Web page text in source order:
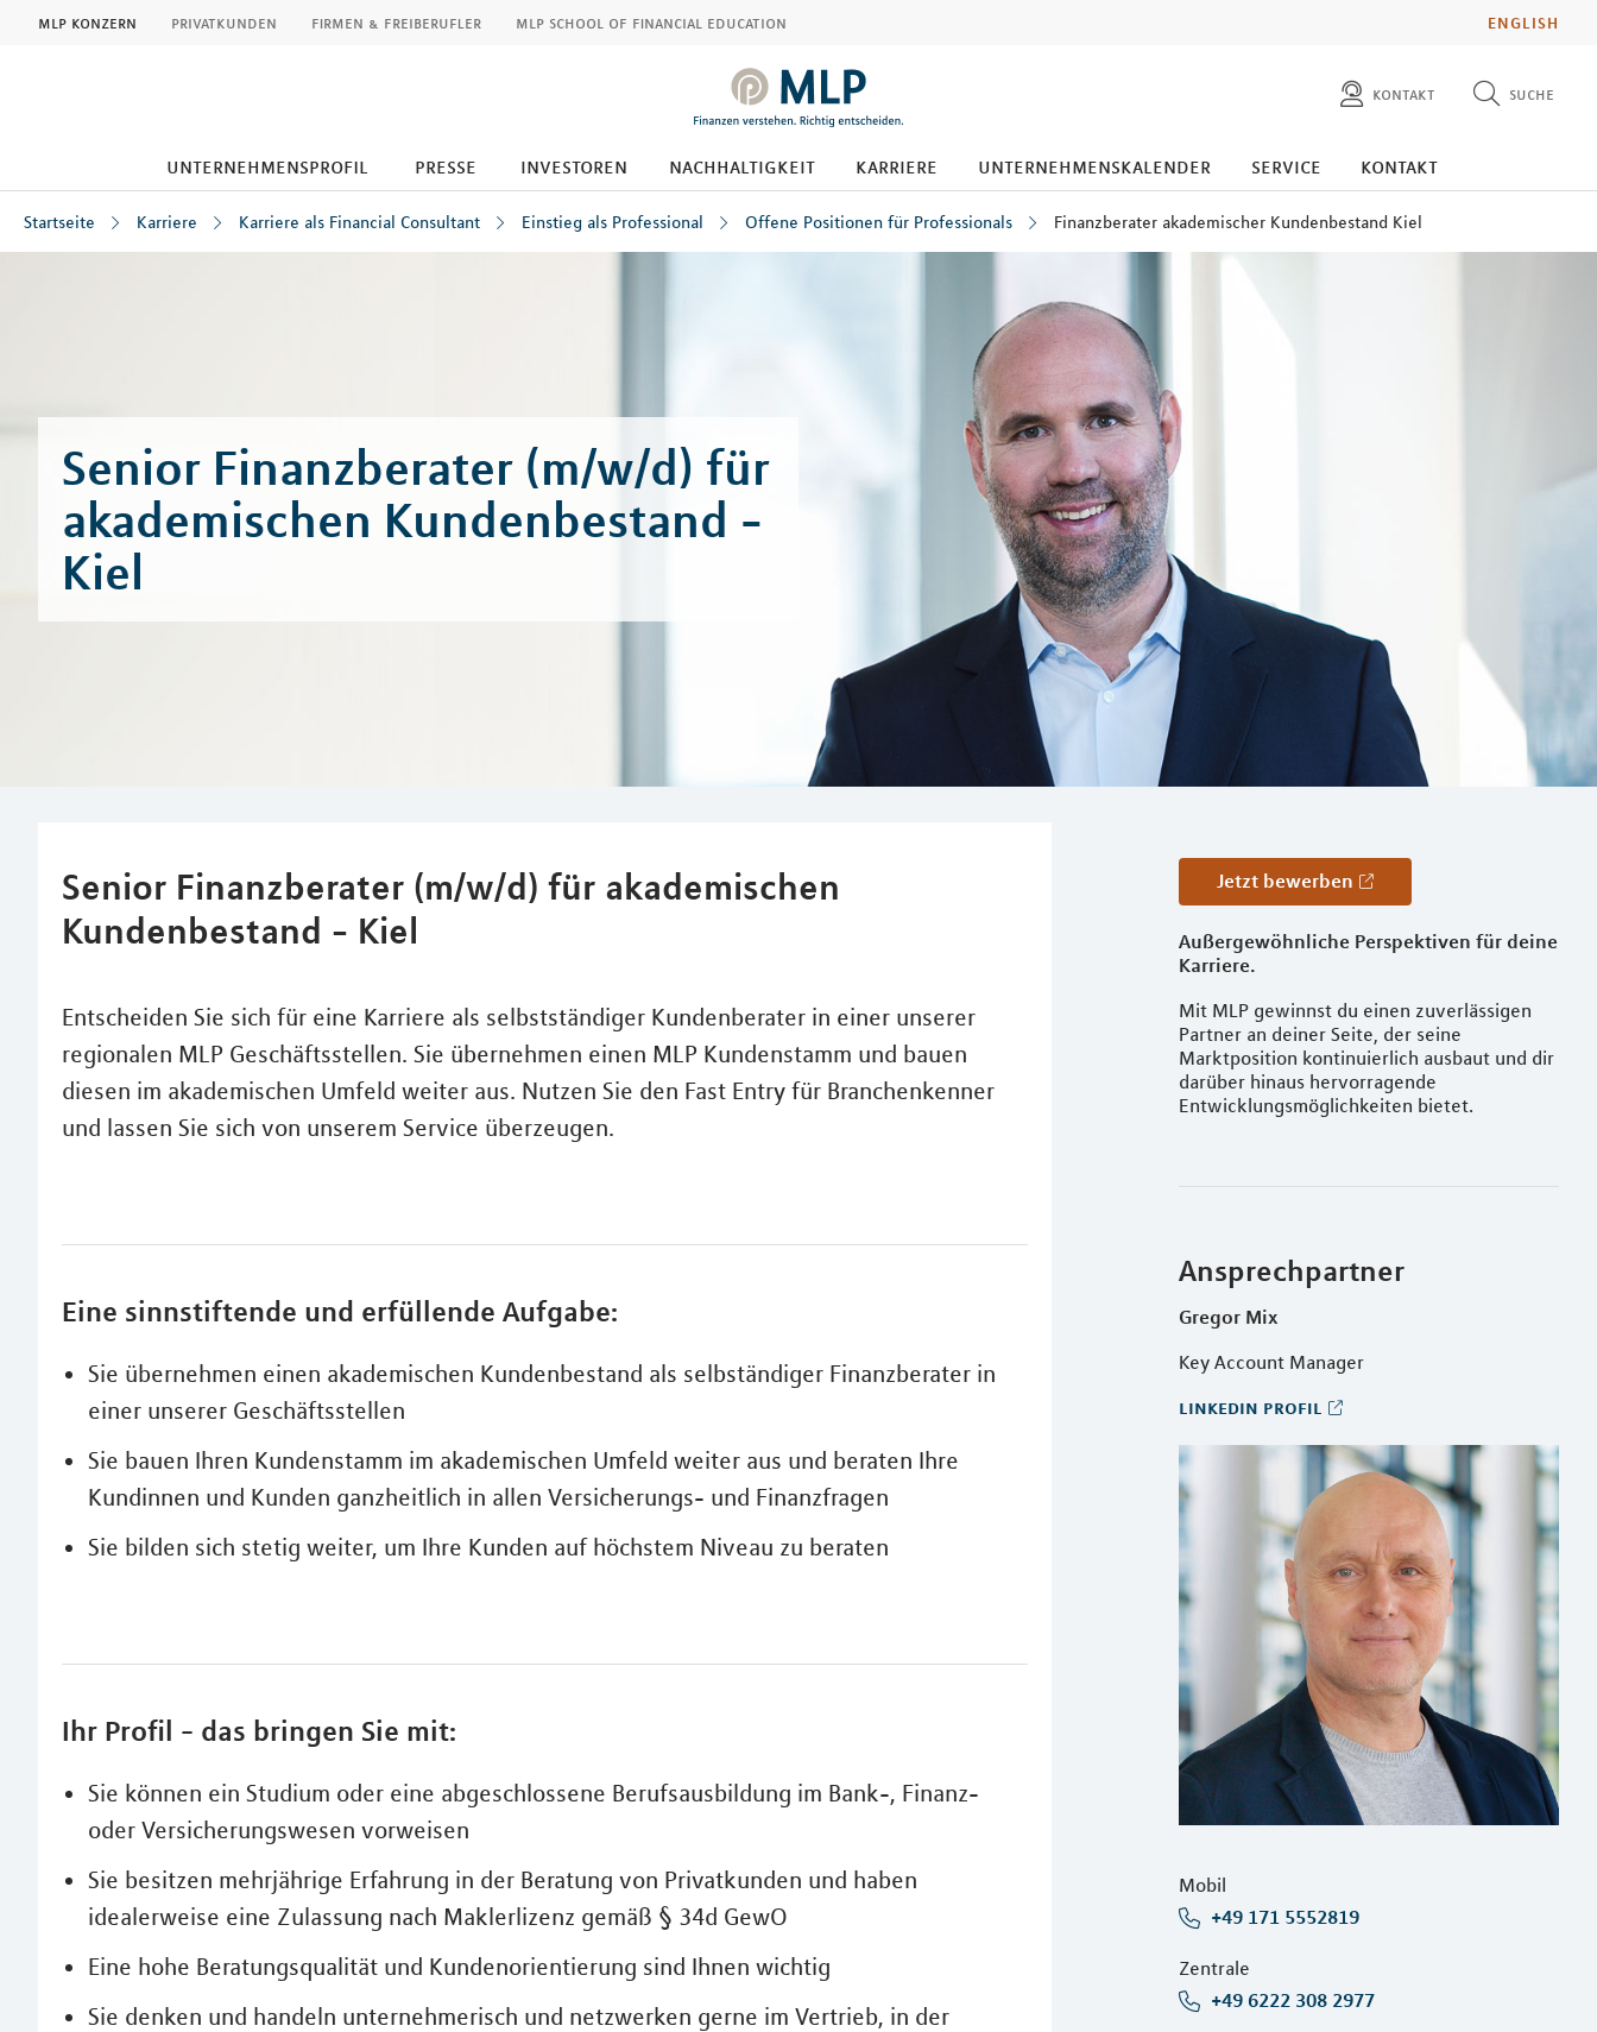
ENGLISH
mlp konzern privatkunden firmen & freiberufler mlp school of financial education
kontakt
presse
investoren
suche
diese website durchsuchen
pressemitteilungen finden
ad hoc mitteilungen finden
unternehmensprofil presse investoren nachhaltigkeit karriere unternehmenskalender service kontakt
Startseite Karriere Karriere als Financial Consultant Einstieg als Professional Offene Positionen für Professionals Finanzberater akademischer Kundenbestand Kiel
Senior Finanzberater (m/w/d) für
akademischen Kundenbestand -
Kiel
Jetzt bewerben
Außergewöhnliche Perspektiven für deine
Karriere.
Mit MLP gewinnst du einen zuverlässigen
Partner an deiner Seite, der seine
Marktposition kontinuierlich ausbaut und dir
darüber hinaus hervorragende
Entwicklungsmöglichkeiten bietet.
Ansprechpartner
Gregor Mix
Key Account Manager
linkedin profil
Mobil
+49 171 5552819
Zentrale
+49 6222 308 2977
Senior Finanzberater (m/w/d) für akademischen
Kundenbestand - Kiel
Entscheiden Sie sich für eine Karriere als selbstständiger Kundenberater in einer unserer
regionalen MLP Geschäftsstellen. Sie übernehmen einen MLP Kundenstamm und bauen
diesen im akademischen Umfeld weiter aus. Nutzen Sie den Fast Entry für Branchenkenner
und lassen Sie sich von unserem Service überzeugen.
Eine sinnstiftende und erfüllende Aufgabe:
Sie übernehmen einen akademischen Kundenbestand als selbständiger Finanzberater in
einer unserer Geschäftsstellen
Sie bauen Ihren Kundenstamm im akademischen Umfeld weiter aus und beraten Ihre
Kundinnen und Kunden ganzheitlich in allen Versicherungs- und Finanzfragen
Sie bilden sich stetig weiter, um Ihre Kunden auf höchstem Niveau zu beraten
Ihr Profil - das bringen Sie mit:
Sie können ein Studium oder eine abgeschlossene Berufsausbildung im Bank-, Finanz-
oder Versicherungswesen vorweisen
Sie besitzen mehrjährige Erfahrung in der Beratung von Privatkunden und haben
idealerweise eine Zulassung nach Maklerlizenz gemäß § 34d GewO
Eine hohe Beratungsqualität und Kundenorientierung sind Ihnen wichtig
Sie denken und handeln unternehmerisch und netzwerken gerne im Vertrieb, in der